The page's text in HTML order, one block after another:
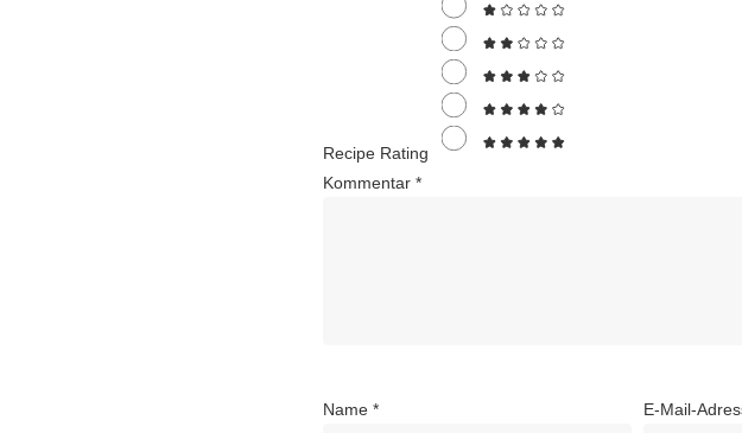
Recipe Rating
Kommentar *
Name * E-Mail-